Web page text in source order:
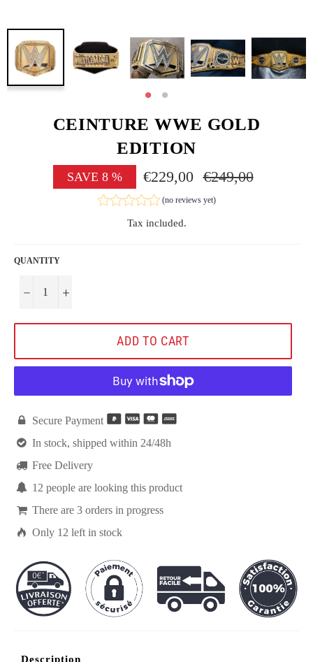
CEINTURE WWE GOLD
EDITION
SAVE 8% €229,00
Regular
price
€249,00
(no reviews yet)
Tax included.
QUANTITY
− +
ADD TO CART
 Secure Payment
 In stock, shipped within 24/48h
 Free Delivery
 10 people are looking this product
 There are3 orders in progress
 Only 12 left in stock
Description